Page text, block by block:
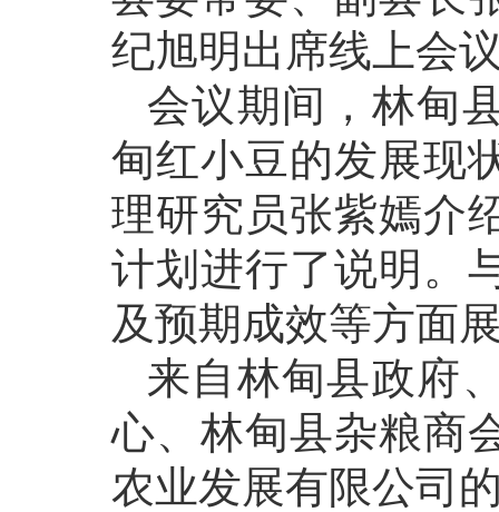
纪旭明出席线上会
会议期间，林甸
甸红小豆的发展现
理研究员张紫嫣介
计划进行了说明。
及预期成效等方面
来自林甸县政府
心、林甸县杂粮商
农业发展有限公司